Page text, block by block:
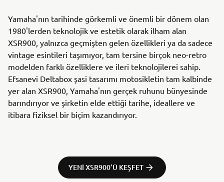
Yamaha'nın tarihinde görkemli ve önemli bir dönem olan
1980'lerden teknolojik ve estetik olarak ilham alan
XSR900, yalnızca geçmişten gelen özellikleri ya da sadece
vintage esintileri taşımıyor, tam tersine birçok neo-retro
modelden farklı özelliklere ve ileri teknolojilerei sahip.
Efsanevi Deltabox şasi tasarımı motosikletin tam kalbinde
yer alan XSR900, Yamaha'nın gerçek ruhunu bünyesinde
barındırıyor ve şirketin elde ettiği tarihe, ideallere ve
itibara fiziksel bir biçim kazandırıyor.
YENI XSR900’Ü KEŞFET